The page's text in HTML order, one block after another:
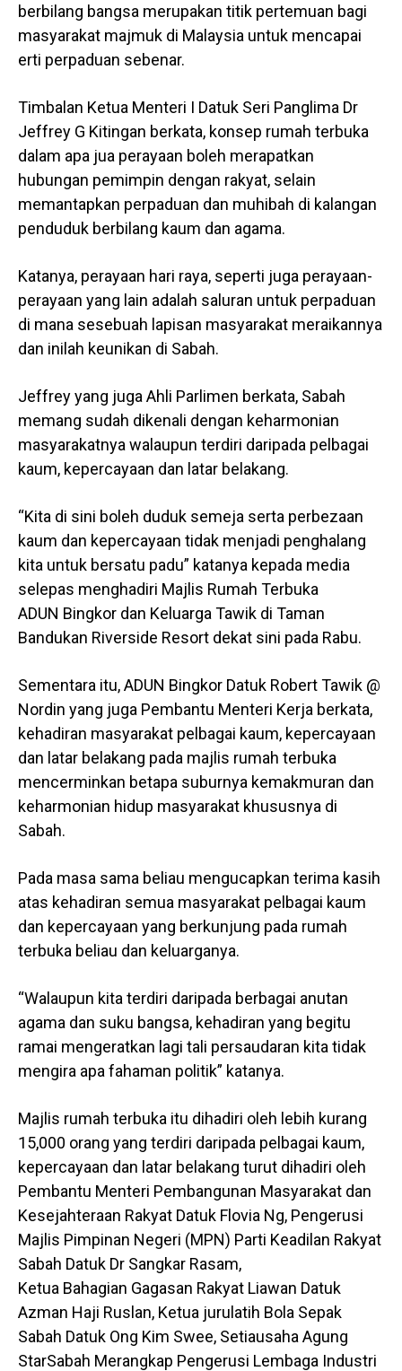
berbilang bangsa merupakan titik pertemuan bagi
masyarakat majmuk di Malaysia untuk mencapai
erti perpaduan sebenar.
Timbalan Ketua Menteri I Datuk Seri Panglima Dr
Jeffrey G Kitingan berkata, konsep rumah terbuka
dalam apa jua perayaan boleh merapatkan
hubungan pemimpin dengan rakyat, selain
memantapkan perpaduan dan muhibah di kalangan
penduduk berbilang kaum dan agama.
Katanya, perayaan hari raya, seperti juga perayaan-
perayaan yang lain adalah saluran untuk perpaduan
di mana sesebuah lapisan masyarakat meraikannya
dan inilah keunikan di Sabah.
Jeffrey yang juga Ahli Parlimen berkata, Sabah
memang sudah dikenali dengan keharmonian
masyarakatnya walaupun terdiri daripada pelbagai
kaum, kepercayaan dan latar belakang.
“Kita di sini boleh duduk semeja serta perbezaan
kaum dan kepercayaan tidak menjadi penghalang
kita untuk bersatu padu” katanya kepada media
selepas menghadiri Majlis Rumah Terbuka
ADUN Bingkor dan Keluarga Tawik di Taman
Bandukan Riverside Resort dekat sini pada Rabu.
Sementara itu, ADUN Bingkor Datuk Robert Tawik @
Nordin yang juga Pembantu Menteri Kerja berkata,
kehadiran masyarakat pelbagai kaum, kepercayaan
dan latar belakang pada majlis rumah terbuka
mencerminkan betapa suburnya kemakmuran dan
keharmonian hidup masyarakat khususnya di
Sabah.
Pada masa sama beliau mengucapkan terima kasih
atas kehadiran semua masyarakat pelbagai kaum
dan kepercayaan yang berkunjung pada rumah
terbuka beliau dan keluarganya.
“Walaupun kita terdiri daripada berbagai anutan
agama dan suku bangsa, kehadiran yang begitu
ramai mengeratkan lagi tali persaudaran kita tidak
mengira apa fahaman politik” katanya.
Majlis rumah terbuka itu dihadiri oleh lebih kurang
15,000 orang yang terdiri daripada pelbagai kaum,
kepercayaan dan latar belakang turut dihadiri oleh
Pembantu Menteri Pembangunan Masyarakat dan
Kesejahteraan Rakyat Datuk Flovia Ng, Pengerusi
Majlis Pimpinan Negeri (MPN) Parti Keadilan Rakyat
Sabah Datuk Dr Sangkar Rasam,
Ketua Bahagian Gagasan Rakyat Liawan Datuk
Azman Haji Ruslan, Ketua jurulatih Bola Sepak
Sabah Datuk Ong Kim Swee, Setiausaha Agung
StarSabah Merangkap Pengerusi Lembaga Industri